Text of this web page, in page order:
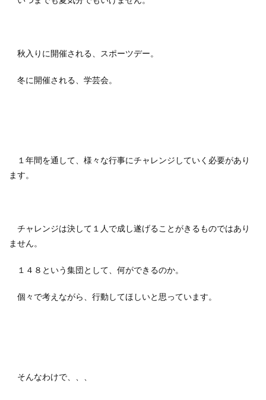
秋入りに開催される、スポーツデー。
冬に開催される、学芸会。
１年間を通して、様々な行事にチャレンジしていく必要があり
ます。
チャレンジは決して１人で成し遂げることがきるものではあり
ません。
１４８という集団として、何ができるのか。
個々で考えながら、行動してほしいと思っています。
そんなわけで、、、